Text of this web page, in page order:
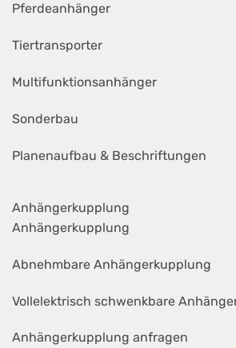
Pferdeanhänger
Tiertransporter
Multifunktionsanhänger
Sonderbau
Planenaufbau & Beschriftungen
Anhängerkupplung
Anhängerkupplung
Abnehmbare Anhängerkupplung
Vollelektrisch schwenkbare
Anhängerkupplung anfragen